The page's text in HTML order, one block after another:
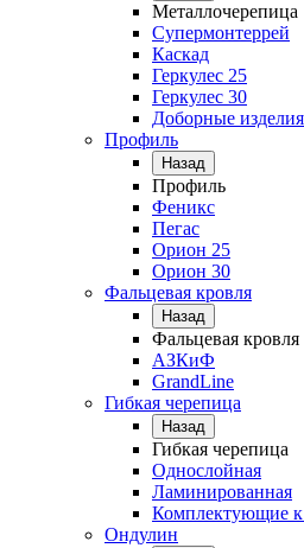
Металлочерепица
Супермонтеррей
Каскад
Геркулес 25
Геркулес 30
Доборные
Профиль
Назад
Профиль
Феникс
Пегас
Орион 25
Орион 30
Фальцевая кровля
Назад
Фальцевая кровля
АЗКиФ
GrandLine
Гибкая черепица
Назад
Гибкая черепица
Однослойная
Ламинированная
Комплектующие к
Ондулин